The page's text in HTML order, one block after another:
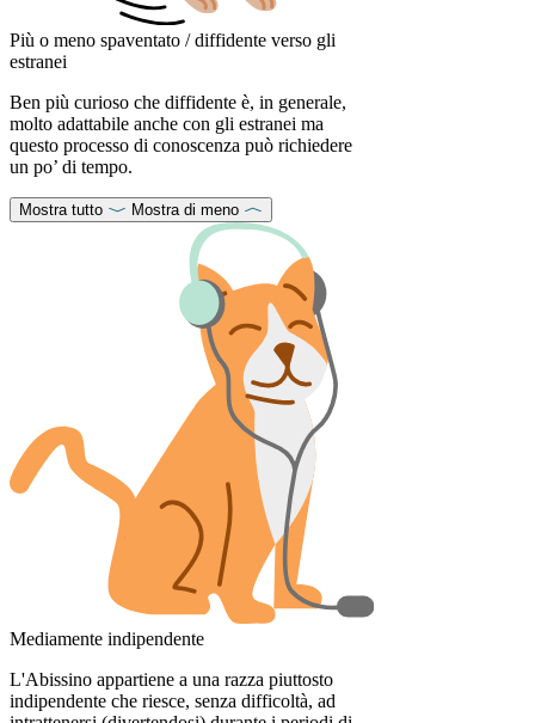
Più o meno spaventato / diffidente verso gli
estranei
Ben più curioso che diffidente è, in generale,
molto adattabile anche con gli estranei ma
questo processo di conoscenza può richiedere
un po’ di tempo.
Mostra tutto Mostra di meno
Mediamente indipendente
L'Abissino appartiene a una razza piuttosto
indipendente che riesce, senza difficoltà, ad